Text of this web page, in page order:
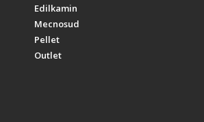
Edilkamin
Mecnosud
Pellet
Outlet